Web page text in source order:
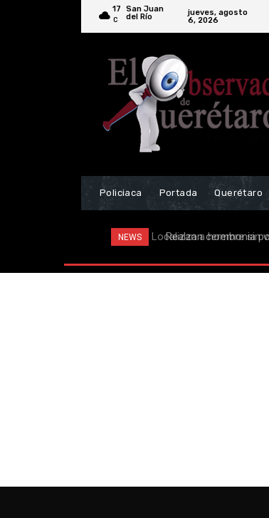
17
C
San Juan
del Río
jueves, agosto
6, 2026
Policiaca Portada Querétaro
NEWS Realzan ceremonia